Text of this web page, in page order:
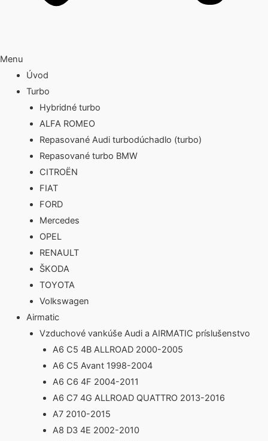
Menu
Úvod
Turbo
Hybridné turbo
ALFA ROMEO
Repasované Audi turbodúchadlo (turbo)
Repasované turbo BMW
CITROËN
FIAT
FORD
Mercedes
OPEL
RENAULT
ŠKODA
TOYOTA
Volkswagen
Airmatic
Vzduchové vankúše Audi a AIRMATIC príslušenstvo
A6 C5 4B ALLROAD 2000-2005
A6 C5 Avant 1998-2004
A6 C6 4F 2004-2011
A6 C7 4G ALLROAD QUATTRO 2013-2016
A7 2010-2015
A8 D3 4E 2002-2010